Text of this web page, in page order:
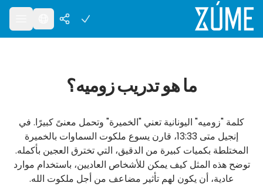
ما هو تدريب زوميه؟
كلمة "زوميه" اليونانية تعني "الخميرة" وتحمل معنىً كبيرًا. في
إنجيل متى 13:33، قارن يسوع ملكوت السماوات بالخميرة
المختلطة بكميات كبيرة من الدقيق، التي تخترق العجين بأكمله.
توضح هذه المثل كيف يمكن للأشخاص العاديين، باستخدام موارد
عادية، أن يكون لهم تأثير مضاعف من أجل ملكوت الله.